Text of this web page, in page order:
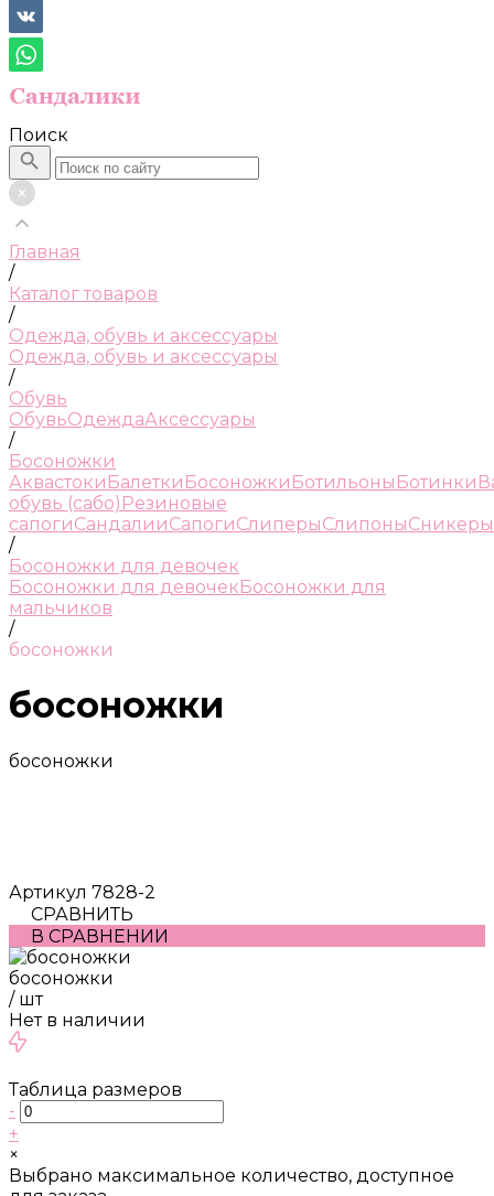
Поиск
Главная
/
Каталог товаров
/
Одежда, обувь и аксессуары
Одежда, обувь и аксессуары
/
Обувь
ОбувьОдеждаАксессуары
/
Босоножки
Аквастоки Балетки Босоножки Ботильоны Ботинки
обувь (сабо) Резиновые
сапогиСандалииСапогиСлиперыСлипоныСникеры
/
Босоножки для девочек
Босоножки для девочекБосоножки для
мальчиков
/
босоножки
босоножки
босоножки
Артикул 7828-2
СРАВНИТЬ
В СРАВНЕНИИ
босоножки
/ шт
Нет в наличии
Таблица размеров
-
+
×
Выбрано максимальное количество, доступное